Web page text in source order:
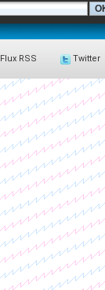
Flux RSS Twitter